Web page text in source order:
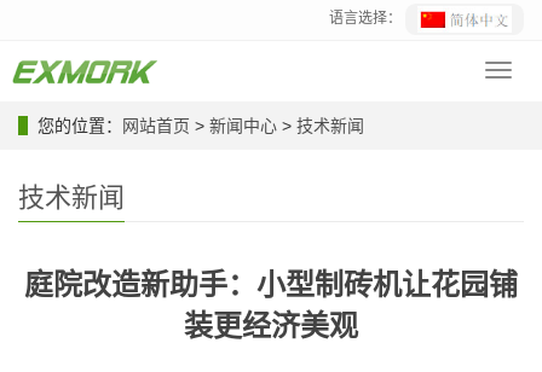
语言选择：
您的位置：
网站首页 > 新闻中心 > 技术新闻
技术新闻
庭院改造新助手：小型制砖机让花园铺
装更经济美观